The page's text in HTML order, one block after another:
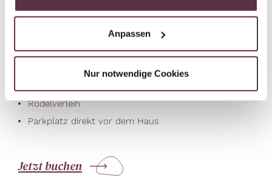
Anpassen
Nur notwendige Cookies
kostenloses W-LAN in der Gaststube und im
Brettspiele und Zeitschriften zum Verleih
Skiraum und Schuhtrockenraum
Rodelverleih
Parkplatz direkt vor dem Haus
Jetzt buchen